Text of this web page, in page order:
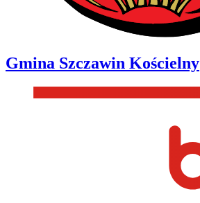
Gmina Szczawin Kościelny